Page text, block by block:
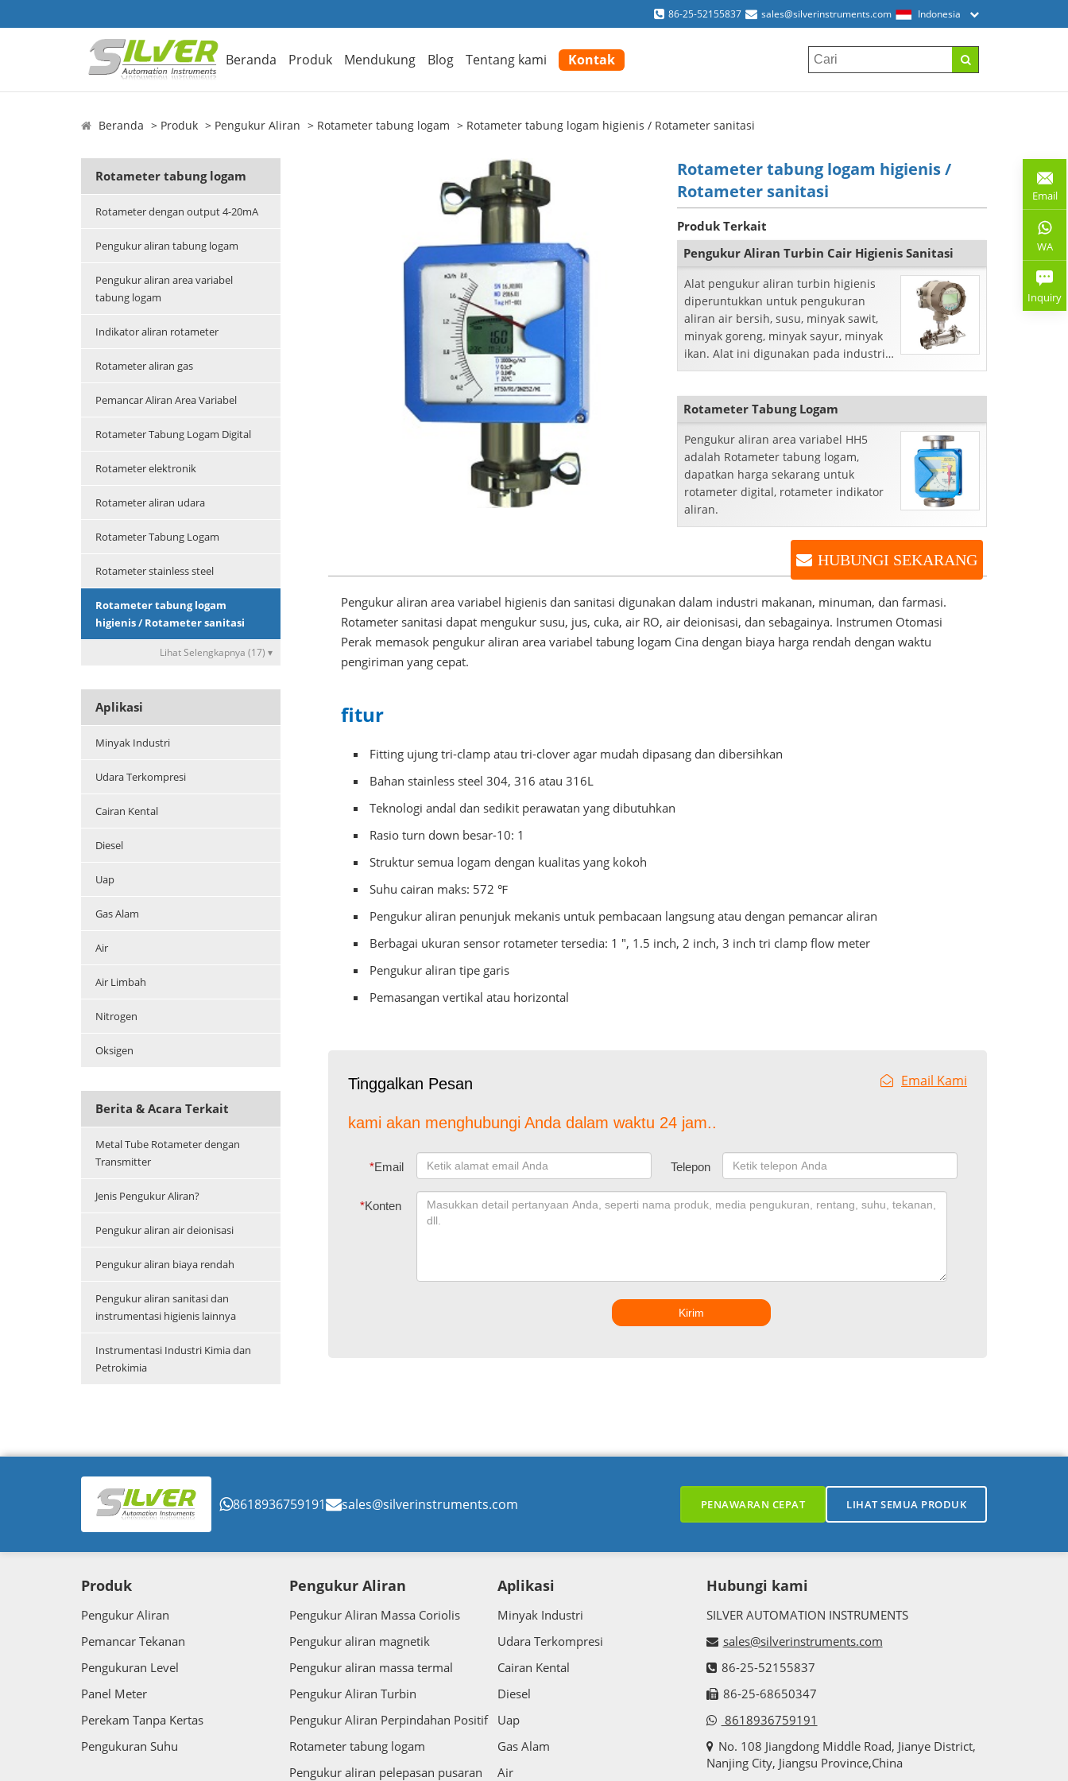
86-25-52155837 sales@silverinstruments.com Indonesia
Beranda Produk Mendukung Blog Tentang kami Kontak
Beranda Produk Pengukur Aliran Rotameter tabung logam Rotameter tabung logam higienis / Rotameter sanitasi
Rotameter tabung logam
Rotameter dengan output 4-20mA
Pengukur aliran tabung logam
Pengukur aliran area variabel
tabung logam
Indikator aliran rotameter
Rotameter aliran gas
Pemancar Aliran Area Variabel
Rotameter Tabung Logam Digital
Rotameter elektronik
Rotameter aliran udara
Rotameter Tabung Logam
Rotameter stainless steel
Rotameter tabung logam
higienis / Rotameter sanitasi
Lihat Selengkapnya (17) ▾
Aplikasi
Minyak Industri
Udara Terkompresi
Cairan Kental
Diesel
Uap
Gas Alam
Air
Air Limbah
Nitrogen
Oksigen
Berita & Acara Terkait
Metal Tube Rotameter dengan
Transmitter
Jenis Pengukur Aliran?
Pengukur aliran air deionisasi
Pengukur aliran biaya rendah
Pengukur aliran sanitasi dan
instrumentasi higienis lainnya
Instrumentasi Industri Kimia dan
Petrokimia
Rotameter tabung logam higienis /
Rotameter sanitasi
Produk Terkait
Pengukur Aliran Turbin Cair Higienis Sanitasi
Alat pengukur aliran turbin higienis
diperuntukkan untuk pengukuran
aliran air bersih, susu, minyak sawit,
minyak goreng, minyak sayur, minyak
ikan. Alat ini digunakan pada industri
susu, minuman, pengolahan makanan,
Rotameter Tabung Logam
Pengukur aliran area variabel HH5
adalah Rotameter tabung logam,
dapatkan harga sekarang untuk
rotameter digital, rotameter indikator
aliran.
HUBUNGI SEKARANG
Pengukur aliran area variabel higienis dan sanitasi digunakan dalam industri makanan, minuman, dan farmasi.
Rotameter sanitasi dapat mengukur susu, jus, cuka, air RO, air deionisasi, dan sebagainya. Instrumen Otomasi
Perak memasok pengukur aliran area variabel tabung logam Cina dengan biaya harga rendah dengan waktu
pengiriman yang cepat.
fitur
Fitting ujung tri-clamp atau tri-clover agar mudah dipasang dan dibersihkan
Bahan stainless steel 304, 316 atau 316L
Teknologi andal dan sedikit perawatan yang dibutuhkan
Rasio turn down besar-10: 1
Struktur semua logam dengan kualitas yang kokoh
Suhu cairan maks: 572 ℉
Pengukur aliran penunjuk mekanis untuk pembacaan langsung atau dengan pemancar aliran
Berbagai ukuran sensor rotameter tersedia: 1 ", 1.5 inch, 2 inch, 3 inch tri clamp flow meter
Pengukur aliran tipe garis
Pemasangan vertikal atau horizontal
Tinggalkan Pesan Email Kami
kami akan menghubungi Anda dalam waktu 24 jam..
*Email Telepon
*Konten
Kirim
8618936759191 sales@silverinstruments.com PENAWARAN CEPAT LIHAT SEMUA PRODUK
Produk
Pengukur Aliran
Pemancar Tekanan
Pengukuran Level
Panel Meter
Perekam Tanpa Kertas
Pengukuran Suhu
Pengukur Aliran
Pengukur Aliran Massa Coriolis
Pengukur aliran magnetik
Pengukur aliran massa termal
Pengukur Aliran Turbin
Pengukur Aliran Perpindahan Positif
Rotameter tabung logam
Pengukur aliran pelepasan pusaran
Aplikasi
Minyak Industri
Udara Terkompresi
Cairan Kental
Diesel
Uap
Gas Alam
Air
Hubungi kami
SILVER AUTOMATION INSTRUMENTS
sales@silverinstruments.com
86-25-52155837
86-25-68650347
8618936759191
No. 108 Jiangdong Middle Road, Jianye District,
Nanjing City, Jiangsu Province,China
Email
WA
Inquiry